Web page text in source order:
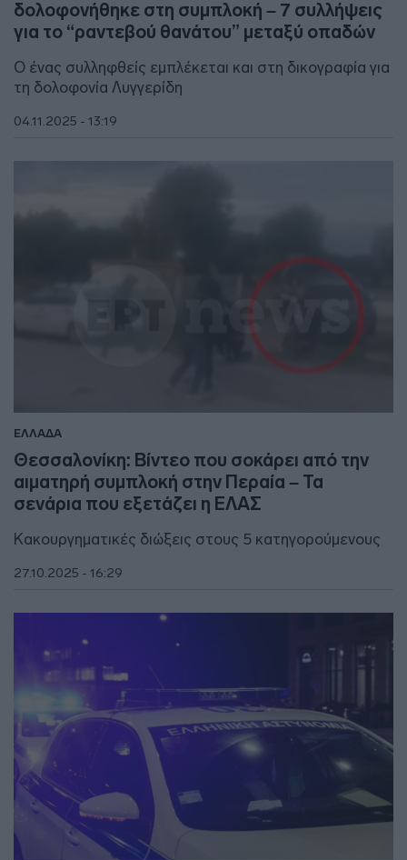
δολοφονήθηκε στη συμπλοκή – 7 συλλήψεις
για το “ραντεβού θανάτου” μεταξύ οπαδών
Ο ένας συλληφθείς εμπλέκεται και στη δικογραφία για
τη δολοφονία Λυγγερίδη
04.11.2025 - 13:19
ΕΛΛΑΔΑ
Θεσσαλονίκη: Βίντεο που σοκάρει από την
αιματηρή συμπλοκή στην Περαία – Τα
σενάρια που εξετάζει η ΕΛΑΣ
Κακουργηματικές διώξεις στους 5 κατηγορούμενους
27.10.2025 - 16:29